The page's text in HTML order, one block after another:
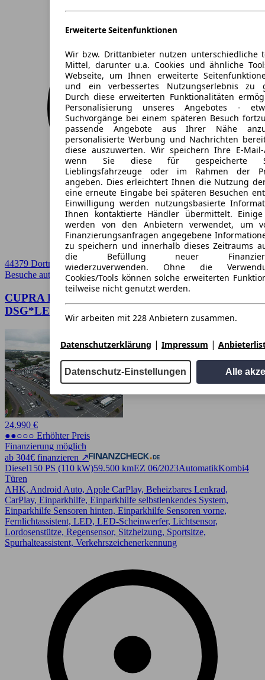
Erweiterte Seitenfunktionen
Wir bzw. Drittanbieter nutzen unterschiedliche
Mittel, darunter u.a. Cookies und ähnliche
Webseite, um Ihnen erweiterte
und ein verbessertes Nutzungserlebnis zu
Durch diese erweiterten Funktionalitäten
Personalisierung unseres Angebotes -
Suchvorgänge bei einem späteren Besuch
passende Angebote aus Ihrer Nähe
personalisierte Werbung und Nachrichten
diese auszuwerten. Wir speichern Ihre E-Mail-
wenn Sie diese für gespeicherte
Lieblingsfahrzeuge oder im Rahmen der
angeben. Dies erleichtert Ihnen die Nutzung
eine erneute Eingabe bei späteren Besuchen
Einwilligung werden nutzungsbasierte
Ihnen kontaktierte Händler übermittelt. Einige
werden von den Anbietern verwendet, um
Finanzierungsanfragen angegebene
zu speichern und innerhalb dieses Zeitraums
die Befüllung neuer
wiederzuverwenden. Ohne die
Cookies/Tools können solche erweiterten
teilweise nicht genutzt werden.
Wir arbeiten mit 228 Anbietern zusammen.
Datenschutzerklärung | Impressum |
Datenschutz-Einstellungen Alle
44379 Dortmund-Marten
Besuche autoscout24.de➚
CUPRA Leon ST 2.0 TDI
DSG*LED*Navi*AHK*Kamera*
24.990 €
●●○○○ Erhöhter Preis
Finanzierung möglich
ab 304€ finanzieren ↗
Diesel150 PS (110 kW)59.500 kmEZ 06/2023AutomatikKombi4
Türen
AHK, Android Auto, Apple CarPlay, Beheizbares Lenkrad,
CarPlay, Einparkhilfe, Einparkhilfe selbstlenkendes System,
Einparkhilfe Sensoren hinten, Einparkhilfe Sensoren vorne,
Fernlichtassistent, LED, LED-Scheinwerfer, Lichtsensor,
Lordosenstütze, Regensensor, Sitzheizung, Sportsitze,
Spurhalteassistent, Verkehrszeichenerkennung